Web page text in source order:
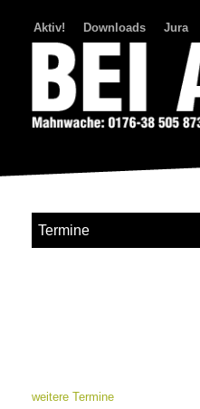
Aktiv! Downloads Jura
Termine
weitere Termine